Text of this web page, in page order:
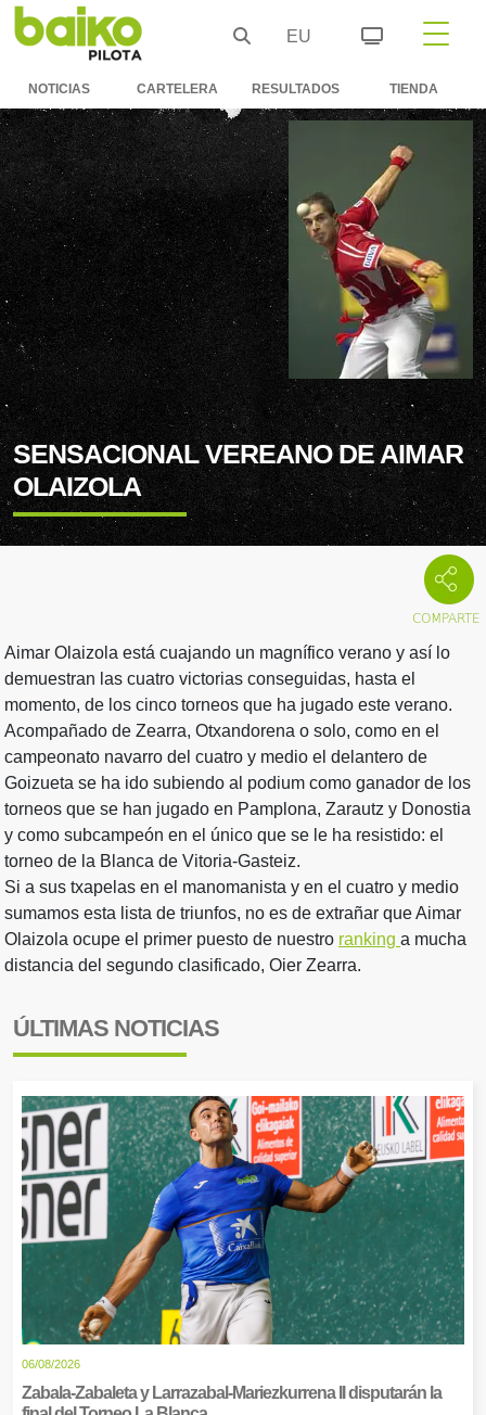
EU
NOTICIAS CARTELERA RESULTADOS TIENDA
SENSACIONAL VEREANO DE AIMAR
OLAIZOLA
Aimar Olaizola está cuajando un magnífico verano y así lo
demuestran las cuatro victorias conseguidas, hasta el
momento, de los cinco torneos que ha jugado este verano.
Acompañado de Zearra, Otxandorena o solo, como en el
campeonato navarro del cuatro y medio el delantero de
Goizueta se ha ido subiendo al podium como ganador de los
torneos que se han jugado en Pamplona, Zarautz y Donostia
y como subcampeón en el único que se le ha resistido: el
torneo de la Blanca de Vitoria-Gasteiz.
Si a sus txapelas en el manomanista y en el cuatro y medio
sumamos esta lista de triunfos, no es de extrañar que Aimar
Olaizola ocupe el primer puesto de nuestro ranking a mucha
distancia del segundo clasificado, Oier Zearra.
ÚLTIMAS NOTICIAS
06/08/2026
Zabala-Zabaleta y Larrazabal-Mariezkurrena II disputarán la